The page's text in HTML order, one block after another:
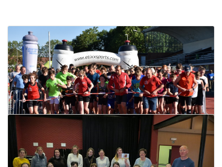
Start to run 5 en 10 kilometer
31 maart 2022